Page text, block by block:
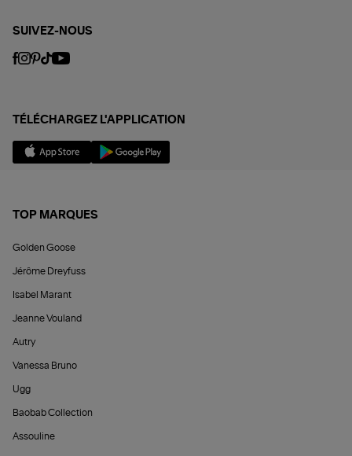
SUIVEZ-NOUS
TÉLÉCHARGEZ L'APPLICATION
TOP MARQUES
Golden Goose
Jérôme Dreyfuss
Isabel Marant
Jeanne Vouland
Autry
Vanessa Bruno
Ugg
Baobab Collection
Assouline